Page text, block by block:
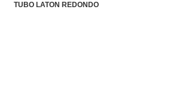
TUBO LATON REDONDO